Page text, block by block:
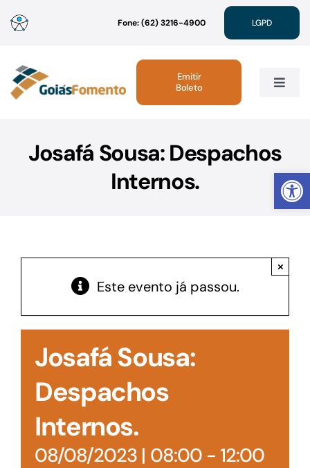
Abrir
para
conteúdo
Fone: (62) 3216-4900 LGPD
Toggle
Linhas de Crédito
Acesso à Informação
Emitir
Boleto
Josafá Sousa: Despachos
Internos.
Este evento já passou.
×
Josafá Sousa:
Despachos
Internos.
08/08/2023 | 08:00- 12:00